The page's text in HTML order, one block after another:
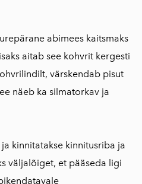
abimees kaitsmaks
aitab see kohvrit kergesti
värskendab pisut
näeb ka silmatorkav ja
kinnitatakse kinnitusriba ja
väljalõiget, et pääseda ligi